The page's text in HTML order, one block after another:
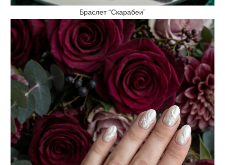
Браслет “Скарабеи”